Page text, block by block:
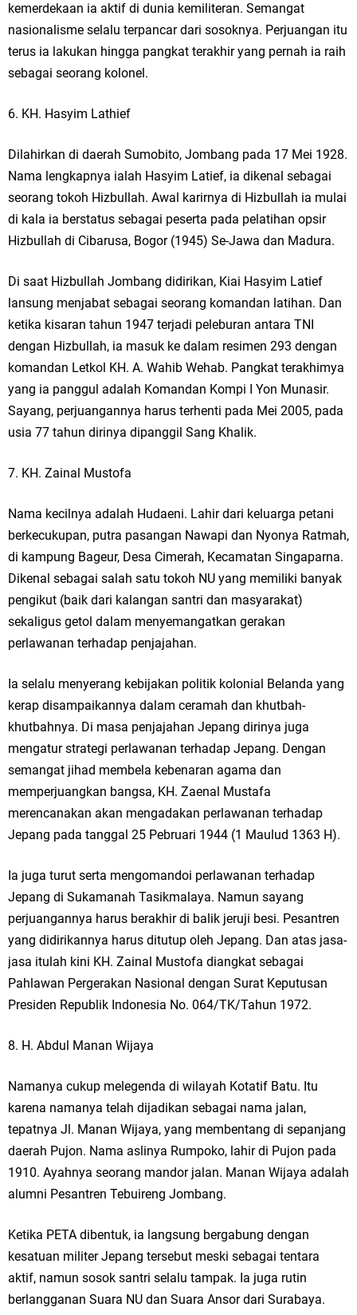
kemerdekaan ia aktif di dunia kemiliteran. Semangat
nasionalisme selalu terpancar dari sosoknya. Perjuangan itu
terus ia lakukan hingga pangkat terakhir yang pernah ia raih
sebagai seorang kolonel.
6. KH. Hasyim Lathief
Dilahirkan di daerah Sumobito, Jombang pada 17 Mei 1928.
Nama lengkapnya ialah Hasyim Latief, ia dikenal sebagai
seorang tokoh Hizbullah. Awal karirnya di Hizbullah ia mulai
di kala ia berstatus sebagai peserta pada pelatihan opsir
Hizbullah di Cibarusa, Bogor (1945) Se-Jawa dan Madura.
Di saat Hizbullah Jombang didirikan, Kiai Hasyim Latief
lansung menjabat sebagai seorang komandan latihan. Dan
ketika kisaran tahun 1947 terjadi peleburan antara TNI
dengan Hizbullah, ia masuk ke dalam resimen 293 dengan
komandan Letkol KH. A. Wahib Wehab. Pangkat terakhimya
yang ia panggul adalah Komandan Kompi I Yon Munasir.
Sayang, perjuangannya harus terhenti pada Mei 2005, pada
usia 77 tahun dirinya dipanggil Sang Khalik.
7. KH. Zainal Mustofa
Nama kecilnya adalah Hudaeni. Lahir dari keluarga petani
berkecukupan, putra pasangan Nawapi dan Nyonya Ratmah,
di kampung Bageur, Desa Cimerah, Kecamatan Singaparna.
Dikenal sebagai salah satu tokoh NU yang memiliki banyak
pengikut (baik dari kalangan santri dan masyarakat)
sekaligus getol dalam menyemangatkan gerakan
perlawanan terhadap penjajahan.
Ia selalu menyerang kebijakan politik kolonial Belanda yang
kerap disampaikannya dalam ceramah dan khutbah-
khutbahnya. Di masa penjajahan Jepang dirinya juga
mengatur strategi perlawanan terhadap Jepang. Dengan
semangat jihad membela kebenaran agama dan
memperjuangkan bangsa, KH. Zaenal Mustafa
merencanakan akan mengadakan perlawanan terhadap
Jepang pada tanggal 25 Pebruari 1944 (1 Maulud 1363 H).
Ia juga turut serta mengomandoi perlawanan terhadap
Jepang di Sukamanah Tasikmalaya. Namun sayang
perjuangannya harus berakhir di balik jeruji besi. Pesantren
yang didirikannya harus ditutup oleh Jepang. Dan atas jasa-
jasa itulah kini KH. Zainal Mustofa diangkat sebagai
Pahlawan Pergerakan Nasional dengan Surat Keputusan
Presiden Republik Indonesia No. 064/TK/Tahun 1972.
8. H. Abdul Manan Wijaya
Namanya cukup melegenda di wilayah Kotatif Batu. Itu
karena namanya telah dijadikan sebagai nama jalan,
tepatnya Jl. Manan Wijaya, yang membentang di sepanjang
daerah Pujon. Nama aslinya Rumpoko, lahir di Pujon pada
1910. Ayahnya seorang mandor jalan. Manan Wijaya adalah
alumni Pesantren Tebuireng Jombang.
Ketika PETA dibentuk, ia langsung bergabung dengan
kesatuan militer Jepang tersebut meski sebagai tentara
aktif, namun sosok santri selalu tampak. Ia juga rutin
berlangganan Suara NU dan Suara Ansor dari Surabaya.